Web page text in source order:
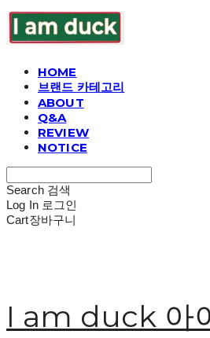
HOME
브랜드 카테고리
ABOUT
Q&A
REVIEW
NOTICE
Search 검색
Log In 로그인
Cart장바구니
I am duck 아